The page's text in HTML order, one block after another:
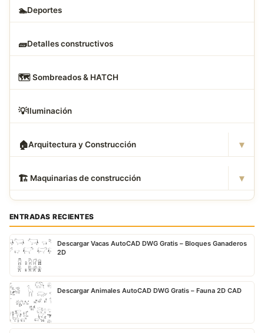
🏊Deportes
🧱Detalles constructivos
🗺️ Sombreados & HATCH
💡Iluminación
🏠Arquitectura y Construcción ▾
🏗 ️ Maquinarias de construcción ▾
ENTRADAS RECIENTES
Descargar Vacas AutoCAD DWG Gratis – Bloques Ganaderos
2D
Descargar Animales AutoCAD DWG Gratis – Fauna 2D CAD